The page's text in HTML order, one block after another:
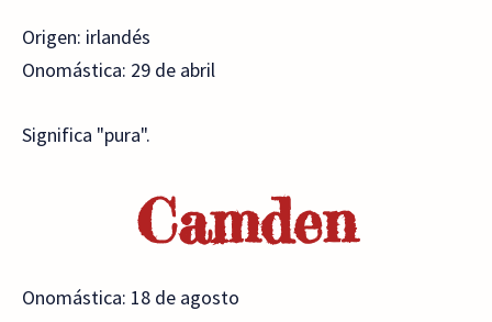
Origen: irlandés
Onomástica: 29 de abril
Significa "pura".
Camden
Onomástica: 18 de agosto